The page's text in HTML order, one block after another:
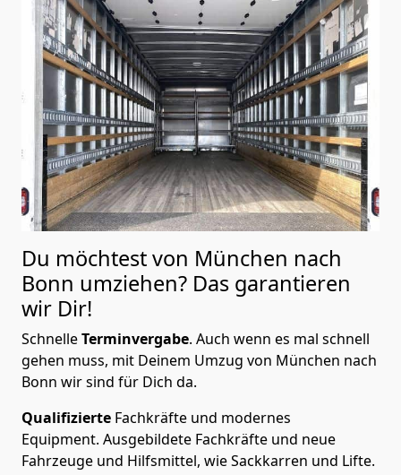
Du möchtest von München nach
Bonn umziehen? Das garantieren
wir Dir!
SchnelleTerminvergabe. Auch wenn es mal schnell
gehen muss, mit Deinem Umzug von München nach
Bonn wir sind für Dich da.
Qualifizierte Fachkräfte und modernes
Equipment. Ausgebildete Fachkräfte und neue
Fahrzeuge und Hilfsmittel, wie Sackkarren und Lifte.